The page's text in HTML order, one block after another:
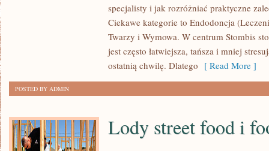
specjalisty i jak rozróżniać praktyczne
Ciekawe kategorie to Endodoncja
Twarzy i Wymowa. W centrum Stombis
jest często łatwiejsza, tańsza i mniej
ostatnią chwilę. Dlatego [ Read More ]
POSTED BY ADMIN
Lody street food i